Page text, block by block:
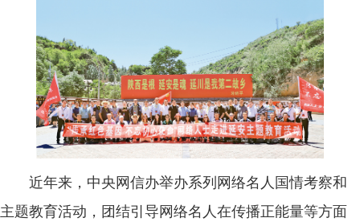
近年来，中央网信办举办系列网络名人国情考察和
主题教育活动，团结引导网络名人在传播正能量等方面